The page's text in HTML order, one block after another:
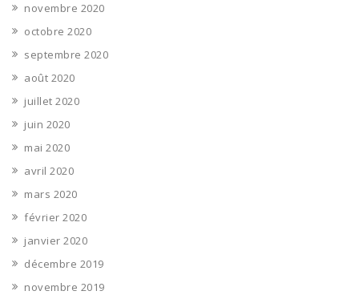
novembre 2020
octobre 2020
septembre 2020
août 2020
juillet 2020
juin 2020
mai 2020
avril 2020
mars 2020
février 2020
janvier 2020
décembre 2019
novembre 2019